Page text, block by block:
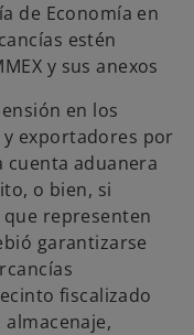
de Economía en
estén
y sus anexos
en los
exportadores por
aduanera
o bien, si
representen
garantizarse
fiscalizado